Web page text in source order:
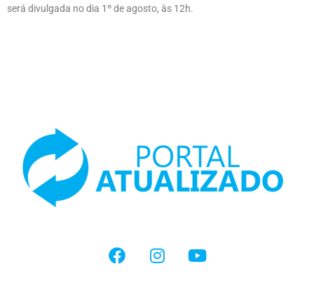
será divulgada no dia 1º de agosto, às 12h.